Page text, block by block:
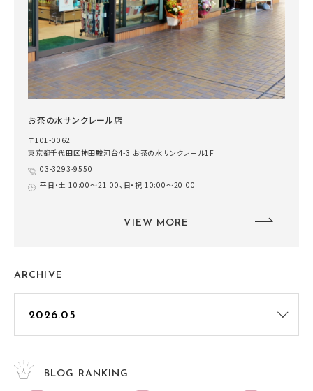
お茶の水サンクレール店
〒101-0062
東京都千代田区神田駿河台4-3 お茶の水サンクレール1F
03-3293-9550
平日・土 10:00～21:00、日・祝 10:00～20:00
VIEW MORE
ARCHIVE
BLOG RANKING